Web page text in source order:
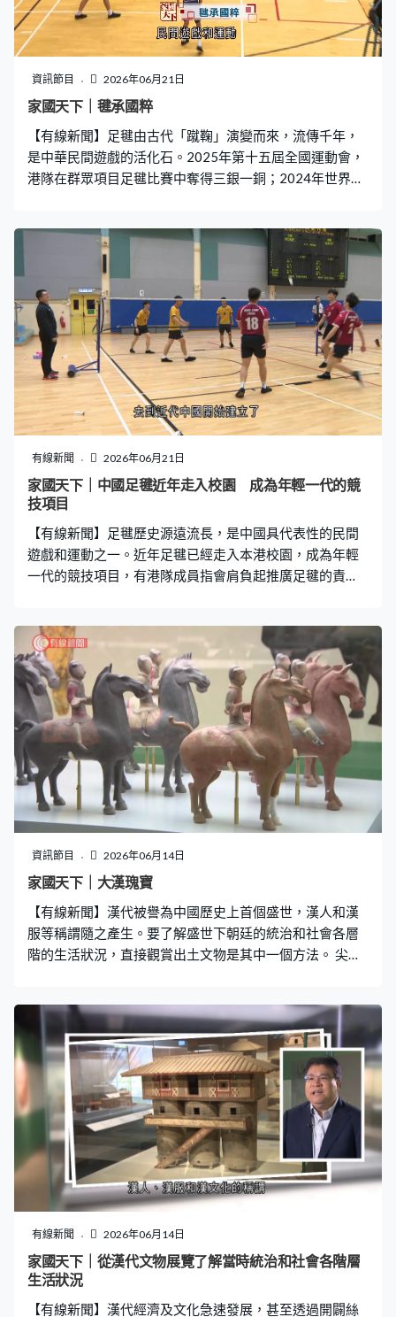
追溯到近100年前將中樂、西樂共冶一爐的粵樂。當時在
1920年代，粵樂甚至傳播到東南亞等地，不少廣東華僑也
在當地的華社傳唱粵語曲。港大專業進修學院保良局何鴻
燊社區書院助理講師連家駿：「他們的想法就覺得凡是中
國的東西我們都會取過來，我想廣東音樂在角色裏也是重
要的，因為音樂某程度上是在連繫，是有些心理上是在連
繫整個文化或者整個根，而當時的人就是透過這件事去連
繫。」 連家駿：「你們七十年代（歌曲
資訊節目 2026年06月21日
家國天下｜毽承國粹
【有線新聞】足毽由古代「蹴鞠」演變而來，流傳千年，
是中華民間遊戲的活化石。2025年第十五屆全國運動會，
港隊在群眾項目足毽比賽中奪得三銀一銅；2024年世界錦
員會主席蔡德昇，了解公民教育近年的發展，以及與愛國
主義教育的區別。
有線新聞 2026年06月21日
家國天下｜中國足毽近年走入校園 成為年輕一代的競
技項目
【有線新聞】足毽歷史源遠流長，是中國具代表性的民間
遊戲和運動之一。近年足毽已經走入本港校園，成為年輕
一代的競技項目，有港隊成員指會肩負起推廣足毽的責
變而成，已經有幾千年的歷史，不同朝代也有文獻和記
載，都有不同人會在民間有足毽的踢法和玩法。去到近代
中國開始建立了隔網比賽這件事，去到80年代，把這個運
動引入香港，我們就發展網毽的練習。」 劉浩勤已經執教
足毽超過10年，亦是前港隊成員。足毽分為圍毽、花式足
毽和網毽，目前港隊主攻網毽。劉教練指最進階的技術就
是「踩毽」和「掛毽」，「『踩毽』就是把毽子進攻到對
面。另外就是『掛毽』，好像足球倒掛金鉤的方式，把毽
子倒掛到對面場地。防守我們也好像排球這樣，會做一些
封網的動作，但是我們不可以用雙手，我們必須用身軀或
頭部把毽子攔截。」 Quiency小四已經加入青苗隊，早前
在學界足毽比賽，以速度和技術在羽毛球場地隔網對決。
中三學生Quiency：「一開始是見到這個運動，未聽過很有
挑戰性，這樣就想試試，一試就試了差不多六七年。」 為
這場比賽擔任裁判的黃康程已經
資訊節目 2026年06月14日
家國天下｜大漢瑰寶
【有線新聞】漢代被譽為中國歷史上首個盛世，漢人和漢
服等稱謂隨之產生。要了解盛世下朝廷的統治和社會各層
階的生活狀況，直接觀賞出土文物是其中一個方法。 尖沙
的，有在王侯貴族墓葬出土的絲綿袍、繪有狸貓紋的漆器
食具、多層高陶倉樓和銅車馬俑儀隊等。 展品中也有本地
出土的漢五銖錢、溫酒尊和陶屋，反映出香港在漢代與中
原文化的關連。 第二節訪問和富社會企業執行總監蔡德
昇，分享他們今年舉辦的青年內地交流團的況情。
有線新聞 2026年06月14日
家國天下｜從漢代文物展覽了解當時統治和社會各階層
生活狀況
【有線新聞】漢代經濟及文化急速發展，甚至透過開闢絲